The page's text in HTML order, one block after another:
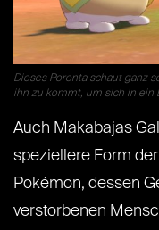
Dieses Porenta schaut ganz
ihn zu kommt, um sich in ein
Auch Makabajas
speziellere Form
Pokémon, dessen
verstorbenen